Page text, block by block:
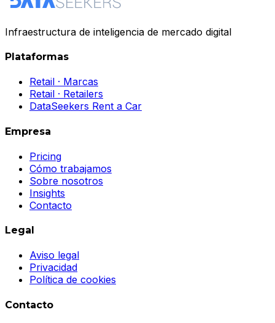
Infraestructura de inteligencia de mercado digital
Plataformas
Retail · Marcas
Retail · Retailers
DataSeekers Rent a Car
Empresa
Pricing
Cómo trabajamos
Sobre nosotros
Insights
Contacto
Legal
Aviso legal
Privacidad
Política de cookies
Contacto